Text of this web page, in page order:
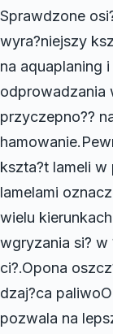
Sprawdzone
wyra?niejszy
na aquaplaning
odprowadzania
przyczepno??
kszta?t lameli w
lamelami
wielu
wgryzania si? w
ci?.Opona
dzaj?ca
pozwala na